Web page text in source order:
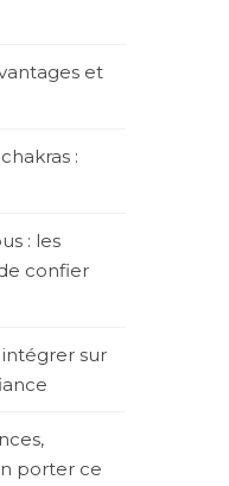
et
:
: les
confier
intégrer sur
porter ce